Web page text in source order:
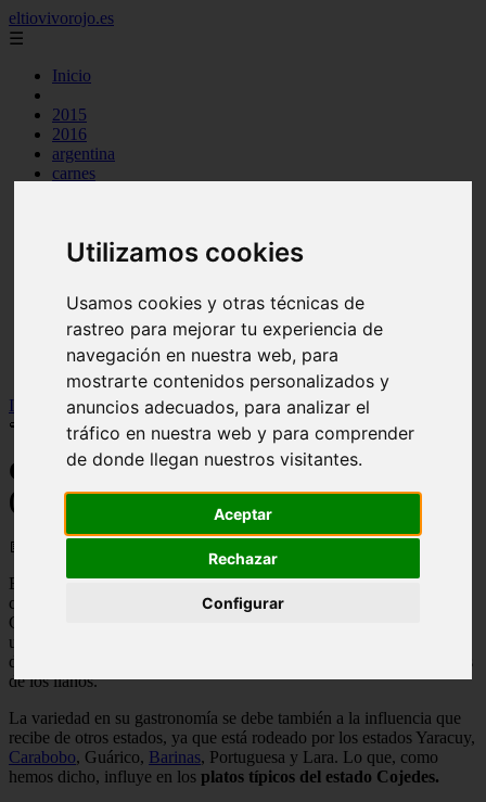
Utilizamos cookies
Usamos cookies y otras técnicas de
rastreo para mejorar tu experiencia de
navegación en nuestra web, para
mostrarte contenidos personalizados y
anuncios adecuados, para analizar el
tráfico en nuestra web y para comprender
de donde llegan nuestros visitantes.
Aceptar
Rechazar
Configurar
eltiovivorojo.es
☰
Inicio
2015
2016
argentina
carnes
mariscos
producto
reposteria
venezuela
verduras
Inicio
recetas >Comidas típicas del estado Cojedes (Venezuela)
🥑 + Recetas
Comidas típicas del estado Cojedes
(Venezuela) 🥑 + Recetas
📅 23/05/2025
El estado Cojedes está situado en el centro-noroeste del país, su
capital es San Carlos. Está dentro de lo que se conoce como Llanos
Centrales, en el que también se incluye en estado Guárico. Posee
una gastronomía con
distinguen en sabor, aún cuando muchas se realizan en otros estados
de los llanos.
La variedad en su gastronomía se debe también a la influencia que
recibe de otros estados, ya que está rodeado por los estados Yaracuy,
Carabobo, Guárico, Barinas, Portuguesa y Lara. Lo que, como
hemos dicho, influye en los platos típicos del estado Cojedes.